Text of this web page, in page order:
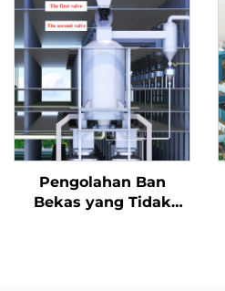
Pengolahan Ban
Bekas yang Tidak